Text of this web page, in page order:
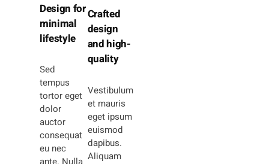
Design for
minimal
lifestyle
Sed
tempus
tortor eget
dolor
auctor
consequat
eu nec
Crafted
design
and high-
quality
Vestibulum
et mauris
eget ipsum
euismod
dapibus.
Aliquam